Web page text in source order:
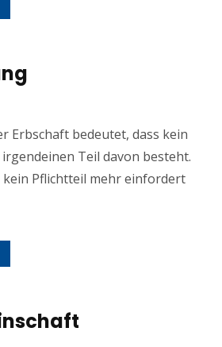
Erbschaft bedeutet, dass kein
Teil davon besteht.
kein Pflichtteil mehr einfordert